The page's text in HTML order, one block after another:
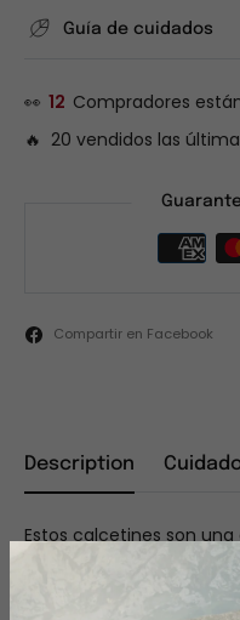
Guía de cuidados
👀 12 Compradores
🔥 20 vendidos las
Compartir en Facebook
Description
Estos calcetines son
béisbol, fútbol, fútbol,
correr, permite una